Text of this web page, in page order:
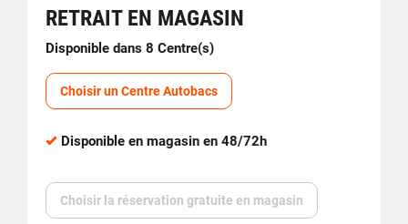
RETRAIT EN MAGASIN
Disponible dans 8 Centre(s)
Choisir un Centre Autobacs
Disponible en magasin en 48/72h
Choisir la réservation gratuite en magasin